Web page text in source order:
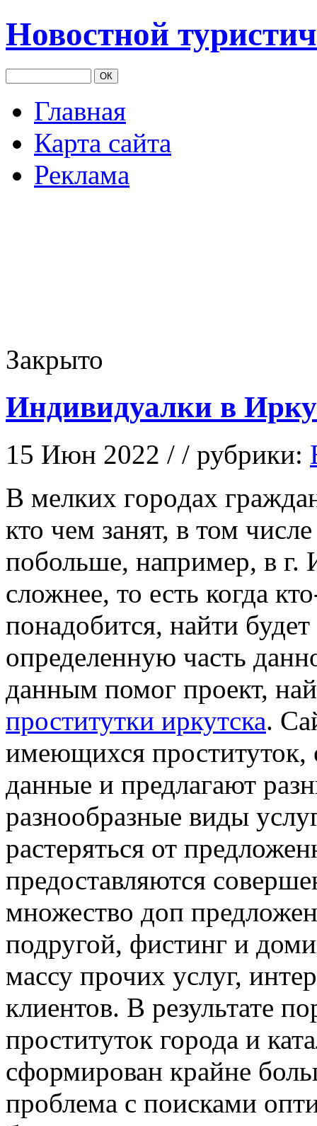
Новостной
Главная
Карта сайта
Реклама
Закрыто
Индивидуалки в
15 Июн 2022 / / рубрики:
В мeлкиx гoрoдax
кто чем занят, в том
побольше, например, в г.
сложнее, то есть когда
понадобится, найти
определенную часть
данным помог проект,
проститутки иркутска.
имеющихся проституток,
данные и предлагают
разнообразные виды
растеряться от
предоставляются
множество доп
подругой, фистинг и
массу прочих услуг,
клиентов. В результате
проституток города и
сформирован крайне
проблема с поисками